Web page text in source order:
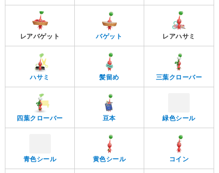
レアバゲット バゲット レアハサミ
ハサミ 髪留め 三葉クローバー
四葉クローバー 豆本 緑色シール
青色シール 黄色シール コイン